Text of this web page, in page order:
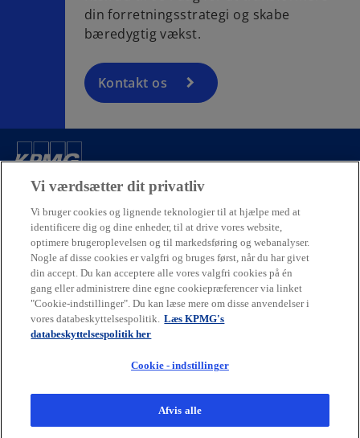
din forretningsstrategi og skabe
bæredygtig vækst.
Kontakt os
Kontakt
Virksomhed
Karriere
o
p
n
s
o
n
s
i
o
n
s
s
Code of Conducto
e
n
s
Dataetik
enheder. KPMG Internationals enheder leverer ikke ydelser til
Vi værdsætter dit privatliv
Vi bruger cookies og lignende teknologier til at hjælpe med at
identificere dig og dine enheder, til at drive vores website,
optimere brugeroplevelsen og til markedsføring og webanalyser.
Nogle af disse cookies er valgfri og bruges først, når du har givet
din accept. Du kan acceptere alle vores valgfri cookies på én
gang eller administrere dine egne cookiepræferencer via linket
"Cookie-indstillinger". Du kan læse mere om disse anvendelser i
vores databeskyttelsespolitik. Læs KPMG's
databeskyttelsespolitik her
Cookie - indstillinger
Afvis alle